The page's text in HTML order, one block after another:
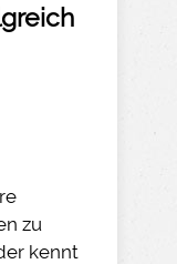
zu
kennt